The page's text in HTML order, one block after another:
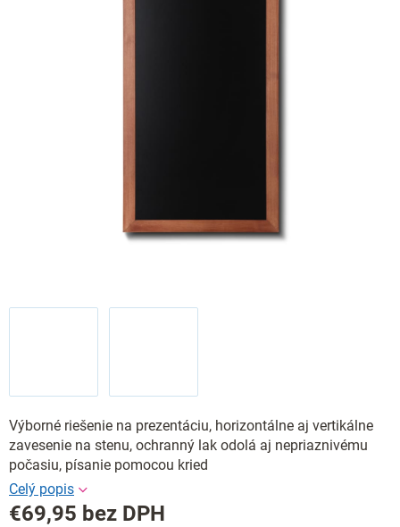
Výborné riešenie na prezentáciu, horizontálne aj vertikálne
zavesenie na stenu, ochranný lak odolá aj nepriaznivému
počasiu, písanie pomocou kried
€69,95 bez DPH